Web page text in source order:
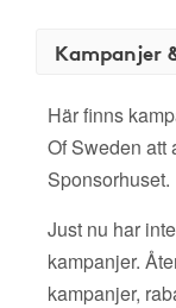
Kampanjer
Här finns
Of Sweden att
Sponsorhuset.
Just nu har
kampanjer.
kampanjer,